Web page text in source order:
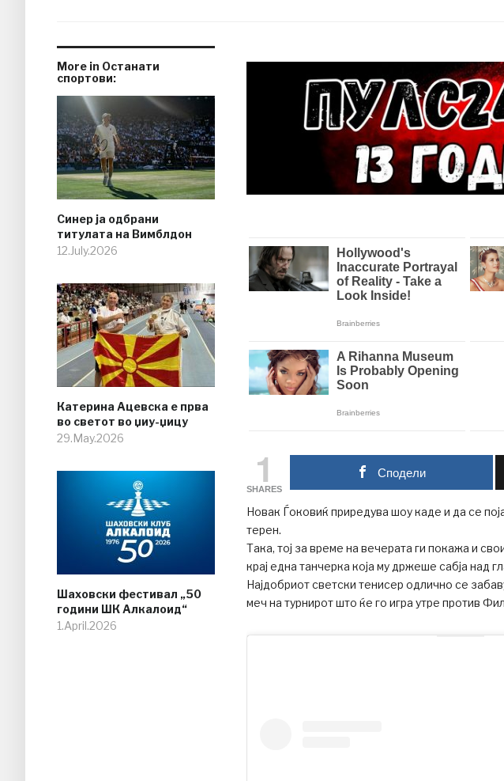
More in Останати
спортови:
Синер ја одбрани
титулата на Вимблдон
12.July.2026
Катерина Ацевска е прва
во светот во џиу-џицу
29.May.2026
Шаховски фестивал „50
години ШК Алкалоид“
1.April.2026
1
SHARES
Сподели
Новак Ѓоковиќ приредува шоу каде и да се
терен.
Така, тој за време на вечерата ги покажа и
крај една танчерка која му држеше сабја над
Најдобриот светски тенисер одлично се
меч на турнирот што ќе го игра утре против